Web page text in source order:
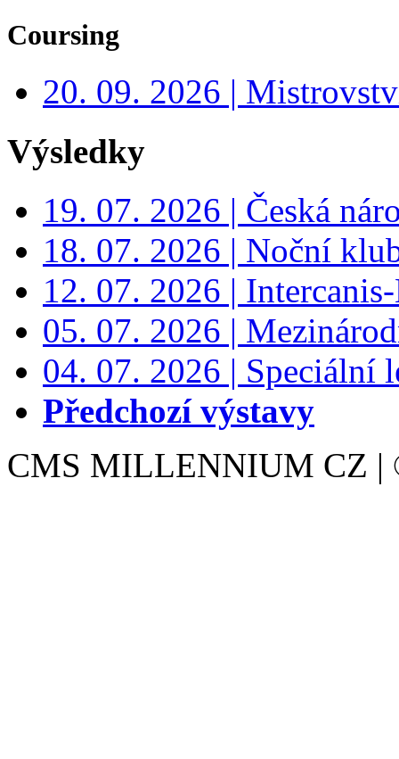
Coursing
20. 09. 2026 |
Výsledky
19. 07. 2026 | Česká
18. 07. 2026 | Noční
12. 07. 2026 |
05. 07. 2026 |
04. 07. 2026 | Speciální
Předchozí výstavy
CMS MILLENNIUM CZ |